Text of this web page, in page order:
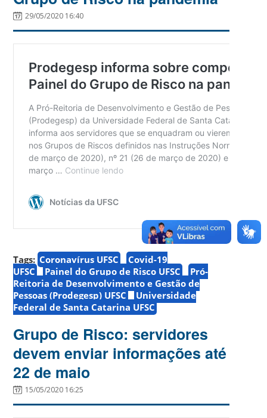
29/05/2020 16:40
Tags: Coronavírus UFSC
Covid-19
UFSC
Painel do Grupo de Risco UFSC
Pró-
Reitoria de Desenvolvimento e Gestão de
Pessoas (Prodegesp) UFSC
Universidade
Federal de Santa Catarina UFSC
Grupo de Risco: servidores
devem enviar informações até
22 de maio
15/05/2020 16:25